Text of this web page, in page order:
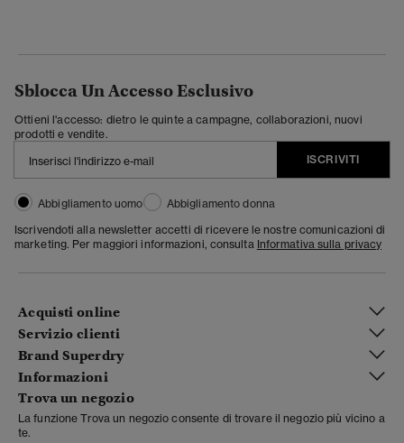
Sblocca Un Accesso Esclusivo
Ottieni l'accesso: dietro le quinte a campagne, collaborazioni, nuovi
prodotti e vendite.
ISCRIVITI
Abbigliamento uomo
Abbigliamento donna
Iscrivendoti alla newsletter accetti di ricevere le nostre comunicazioni di
marketing. Per maggiori informazioni, consulta Informativa sulla privacy
Acquisti online
Servizio clienti
Brand Superdry
Informazioni
Trova un negozio
La funzione Trova un negozio consente di trovare il negozio più vicino a
te.